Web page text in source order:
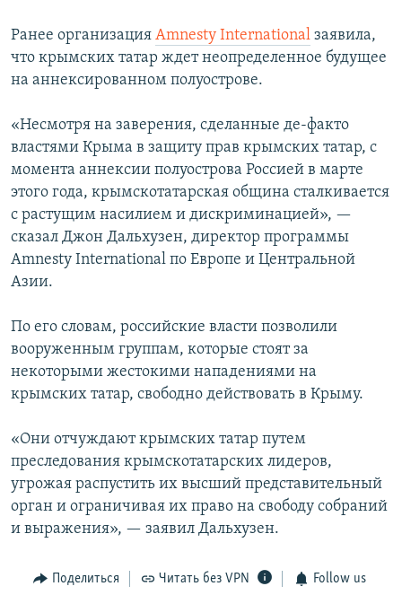
Ранее организация Amnesty International заявила,
что крымских татар ждет неопределенное будущее
на аннексированном полуострове.
«Несмотря на заверения, сделанные де-факто
властями Крыма в защиту прав крымских татар, с
момента аннексии полуострова Россией в марте
этого года, крымскотатарская община сталкивается
с растущим насилием и дискриминацией», —
сказал Джон Дальхузен, директор программы
Amnesty International по Европе и Центральной
Азии.
По его словам, российские власти позволили
вооруженным группам, которые стоят за
некоторыми жестокими нападениями на
крымских татар, свободно действовать в Крыму.
«Они отчуждают крымских татар путем
преследования крымскотатарских лидеров,
угрожая распустить их высший представительный
орган и ограничивая их право на свободу собраний
и выражения», — заявил Дальхузен.
Поделиться Читать без VPN Follow us